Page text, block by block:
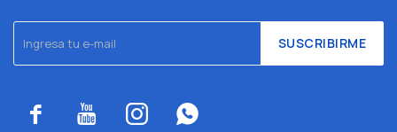
SUSCRIBIRME
   